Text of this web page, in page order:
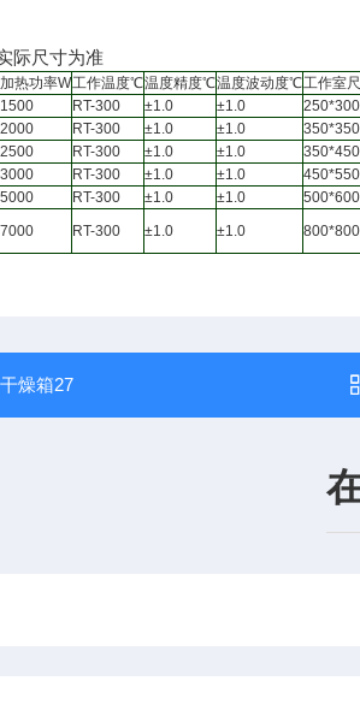
际尺寸为准
加热功率W工作温度℃温度精度℃温度波动度℃工作室
1500 RT-300 ±1.0 ±1.0
2000 RT-300 ±1.0 ±1.0
2500 RT-300 ±1.0 ±1.0
3000 RT-300 ±1.0 ±1.0
5000 RT-300 ±1.0 ±1.0
7000 RT-300 ±1.0 ±1.0
燥箱27